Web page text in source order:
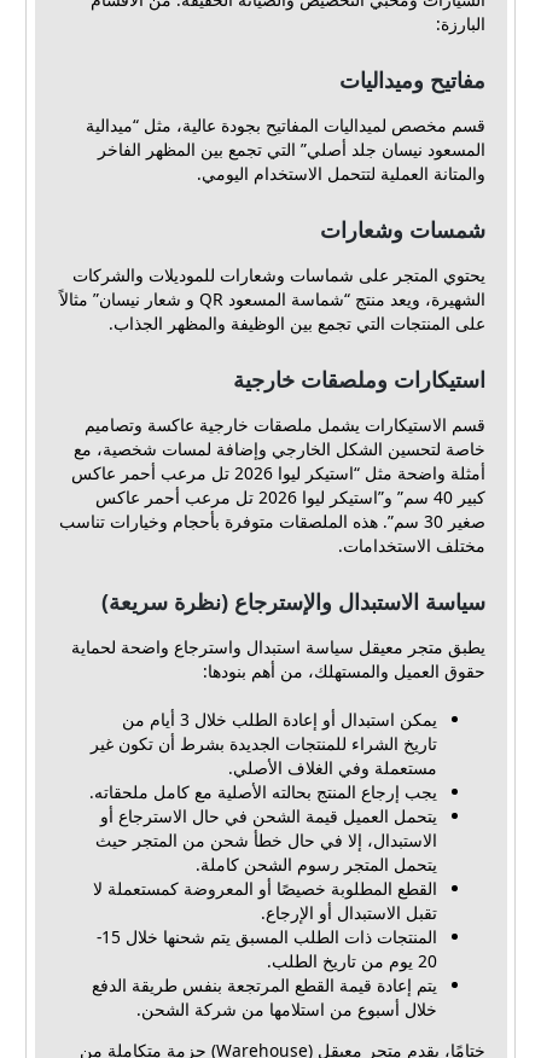
البارزة:
مفاتيح وميداليات
قسم مخصص لميداليات المفاتيح بجودة عالية، مثل “ميدالية
المسعود نيسان جلد أصلي” التي تجمع بين المظهر الفاخر
والمتانة العملية لتتحمل الاستخدام اليومي.
شمسات وشعارات
يحتوي المتجر على شماسات وشعارات للموديلات والشركات
الشهيرة، ويعد منتج “شماسة المسعود QR و شعار نيسان” مثالاً
على المنتجات التي تجمع بين الوظيفة والمظهر الجذاب.
استيكارات وملصقات خارجية
قسم الاستيكارات يشمل ملصقات خارجية عاكسة وتصاميم
خاصة لتحسين الشكل الخارجي وإضافة لمسات شخصية، مع
أمثلة واضحة مثل “استيكر ليوا 2026 تل مرعب أحمر عاكس
كبير 40 سم” و”استيكر ليوا 2026 تل مرعب أحمر عاكس
صغير 30 سم”. هذه الملصقات متوفرة بأحجام وخيارات تناسب
مختلف الاستخدامات.
سياسة الاستبدال والإسترجاع (نظرة سريعة)
يطبق متجر معيقل سياسة استبدال واسترجاع واضحة لحماية
حقوق العميل والمستهلك، من أهم بنودها:
يمكن استبدال أو إعادة الطلب خلال 3 أيام من
تاريخ الشراء للمنتجات الجديدة بشرط أن تكون غير
مستعملة وفي الغلاف الأصلي.
يجب إرجاع المنتج بحالته الأصلية مع كامل ملحقاته.
يتحمل العميل قيمة الشحن في حال الاسترجاع أو
الاستبدال، إلا في حال خطأ شحن من المتجر حيث
يتحمل المتجر رسوم الشحن كاملة.
القطع المطلوبة خصيصًا أو المعروضة كمستعملة لا
تقبل الاستبدال أو الإرجاع.
المنتجات ذات الطلب المسبق يتم شحنها خلال 15-
20 يوم من تاريخ الطلب.
يتم إعادة قيمة القطع المرتجعة بنفس طريقة الدفع
خلال أسبوع من استلامها من شركة الشحن.
ختامًا، يقدم متجر معيقل (Warehouse) حزمة متكاملة من